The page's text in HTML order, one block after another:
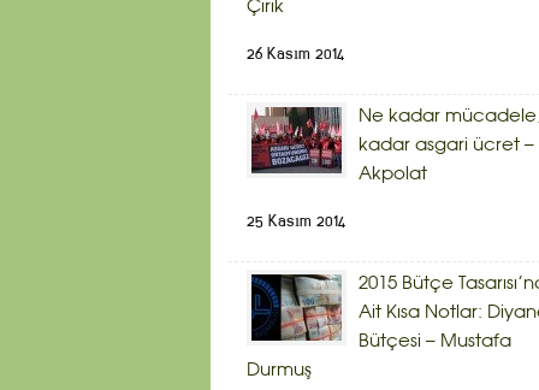
Çirik
26 Kasım 2014
Ne kadar
kadar asgari ücret –
Akpolat
25 Kasım 2014
2015 Bütçe
Ait Kısa Notlar:
Bütçesi – Mustafa
Durmuş